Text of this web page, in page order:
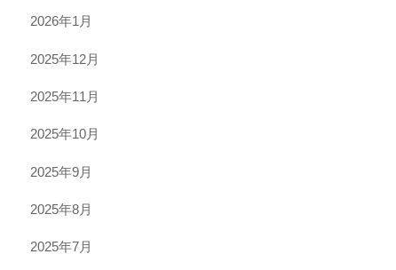
2026年1月
2025年12月
2025年11月
2025年10月
2025年9月
2025年8月
2025年7月